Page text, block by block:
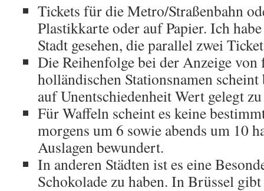
Tickets für die Metro/Straßenbahn
Plastikkarte oder auf Papier. Ich
Stadt gesehen, die parallel zwei
Die Reihenfolge bei der Anzeige von
holländischen Stationsnamen
auf Unentschiedenheit Wert gelegt
Für Waffeln scheint es keine
morgens um 6 sowie abends um 10
Auslagen bewundert.
In anderen Städten ist es eine
Schokolade zu haben. In Brüssel gibt